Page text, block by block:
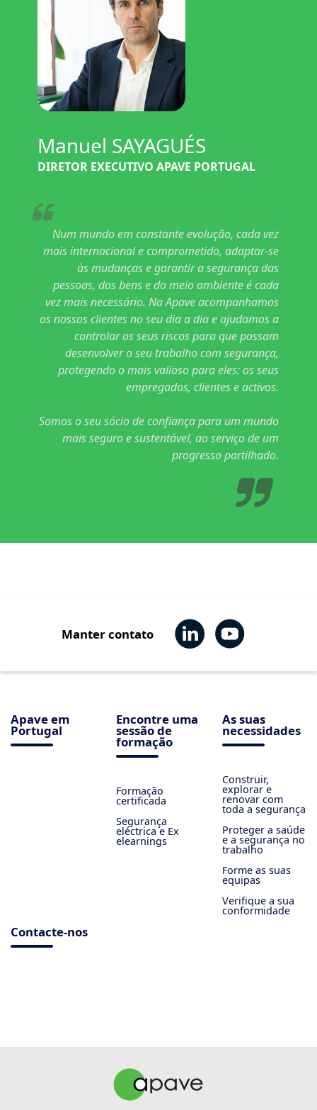
Num mundo em constante evolução, cada vez
mais internacional e comprometido, adaptar-se
às mudanças e garantir a segurança das
pessoas, dos bens e do meio ambiente é cada
vez mais necessário. Na Apave acompanhamos
os nossos clientes no seu dia a dia e ajudamos a
controlar os seus riscos para que possam
desenvolver o seu trabalho com segurança,
protegendo o mais valioso para eles: os seus
empregados, clientes e activos.
Somos o seu sócio de confiança para um mundo
mais seguro e sustentável, ao serviço de um
progresso partilhado.
Manuel SAYAGUÉS
DIRETOR EXECUTIVO APAVE PORTUGAL
Manter contato
Apave em
Portugal
Encontre uma
sessão de
formação
Formação
certificada
Segurança
eléctrica e Ex
elearnings
As suas
necessidades
Construir,
explorar e
renovar com
toda a segurança
Proteger a saúde
e a segurança no
trabalho
Forme as suas
equipas
Verifique a sua
conformidade
Contacte-nos